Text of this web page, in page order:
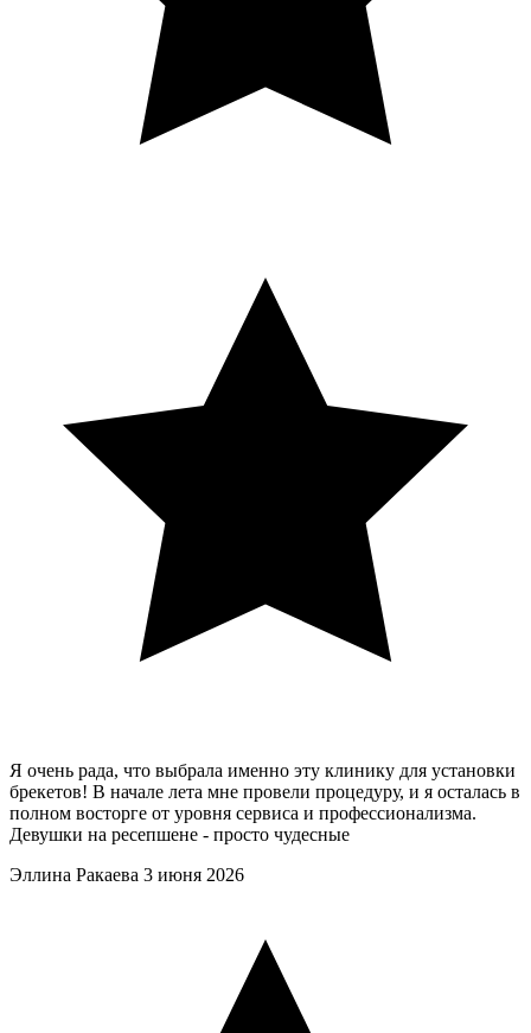
Я очень рада, что выбрала именно эту клинику для установки
брекетов! В начале лета мне провели процедуру, и я осталась в
полном восторге от уровня сервиса и профессионализма.
Девушки на ресепшене - просто чудесные
Эллина Ракаева 3 июня 2026